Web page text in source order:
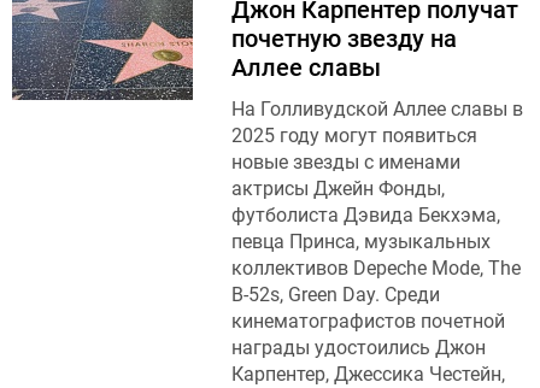
Джон Карпентер получат
почетную звезду на
Аллее славы
На Голливудской Аллее славы в
2025 году могут появиться
новые звезды с именами
актрисы Джейн Фонды,
футболиста Дэвида Бекхэма,
певца Принса, музыкальных
коллективов Depeche Mode, The
B-52s, Green Day. Среди
кинематографистов почетной
награды удостоились Джон
Карпентер, Джессика Честейн,